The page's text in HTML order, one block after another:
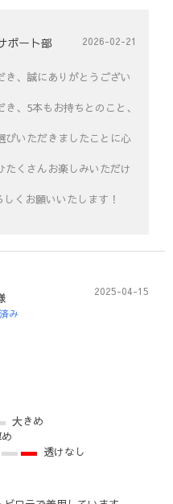
ポート部 2026-02-21
き、誠にありがとうござい
、5本もお持ちとのこと、
びいただきましたことに心
たくさんお楽しみいただけ
くお願いいたします！
み
2025-04-15
大きめ
透けなし